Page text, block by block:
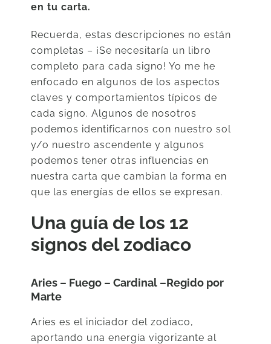
en tu carta.
Recuerda, estas descripciones no están
completas – ¡Se necesitaría un libro
completo para cada signo! Yo me he
enfocado en algunos de los aspectos
claves y comportamientos típicos de
cada signo. Algunos de nosotros
podemos identificarnos con nuestro sol
y/o nuestro ascendente y algunos
podemos tener otras influencias en
nuestra carta que cambian la forma en
que las energías de ellos se expresan.
Una guía de los 12
signos del zodiaco
Aries – Fuego – Cardinal –Regido por
Marte
Aries es el iniciador del zodiaco,
aportando una energía vigorizante al